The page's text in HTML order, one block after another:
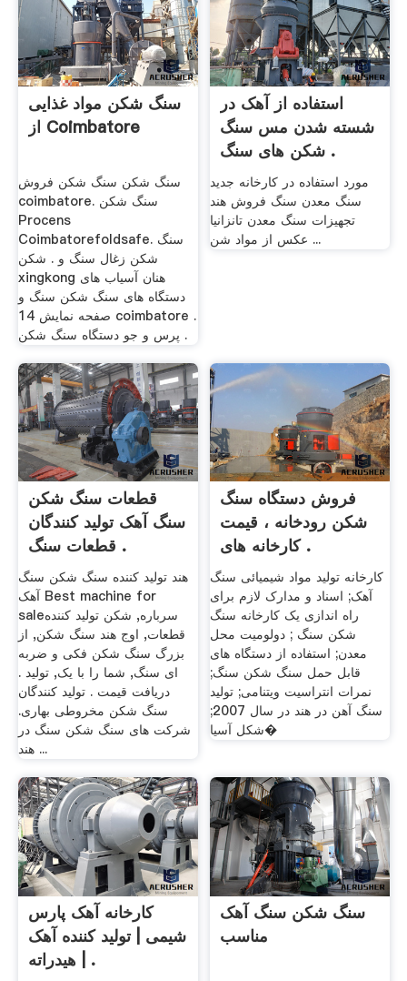
سنگ شکن مواد غذایی
از Coimbatore
سنگ شکن سنگ شکن فروش
coimbatore. سنگ شکن
Procens
Coimbatorefoldsafe. سنگ
شکن زغال سنگ و . شکن
xingkong هنان آسیاب های
دستگاه های سنگ شکن سنگ و
صفحه نمایش 14 coimbatore .
پرس و جو دستگاه سنگ شکن .
استفاده از آهک در
شسته شدن مس سنگ
شکن های سنگ .
مورد استفاده در کارخانه جدید
سنگ معدن سنگ فروش هند
تجهیزات سنگ معدن تانزانیا
عکس از مواد شن ...
قطعات سنگ شکن
سنگ آهک تولید کنندگان
قطعات سنگ .
هند تولید کننده سنگ شکن سنگ
آهک Best machine for
saleسرباره, شکن تولید کننده
قطعات, اوج هند سنگ شکن, از
بزرگ سنگ شکن فکی و ضربه
ای سنگ, شما را با یک, تولید .
دریافت قیمت . تولید کنندگان
سنگ شکن مخروطی بهاری.
شرکت های سنگ شکن سنگ در
هند ...
فروش دستگاه سنگ
شکن رودخانه ، قیمت
کارخانه های .
کارخانه تولید مواد شیمیائی سنگ
آهک; اسناد و مدارک لازم برای
راه اندازی یک کارخانه سنگ
شکن سنگ ; دولومیت محل
معدن; استفاده از دستگاه های
قابل حمل سنگ شکن سنگ;
نمرات انتراسیت ویتنامی; تولید
سنگ آهن در هند در سال 2007;
شکل آسیا�
کارخانه آهک پارس
شیمی | تولید کننده آهک
هیدراته | .
سنگ شکن سنگ آهک
مناسب